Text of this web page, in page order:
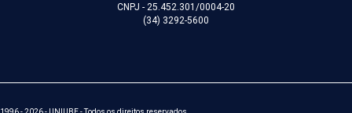
CNPJ - 25.452.301/0004-20
(34) 3292-5600